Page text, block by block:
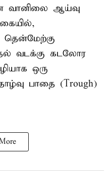
வானிலை ஆய்வு
தென்மேற்கு
வடக்கு கடலோர
ஒரு
பாதை (Trough)